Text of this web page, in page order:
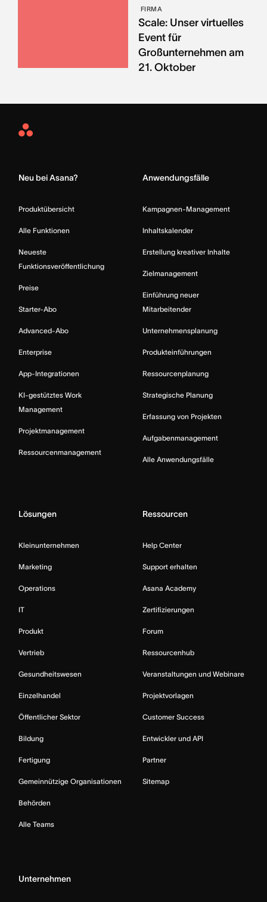
FIRMA
Scale: Unser virtuelles
Event für
Großunternehmen am
21. Oktober
Asana
Neu bei Asana?
Produktübersicht
Alle Funktionen
Neueste
Funktionsveröffentlichung
Preise
Starter-Abo
Advanced-Abo
Enterprise
App-Integrationen
KI-gestütztes Work
Management
Projektmanagement
Ressourcenmanagement
Anwendungsfälle
Kampagnen-Management
Inhaltskalender
Erstellung kreativer Inhalte
Zielmanagement
Einführung neuer
Mitarbeitender
Unternehmensplanung
Produkteinführungen
Ressourcenplanung
Strategische Planung
Erfassung von Projekten
Aufgabenmanagement
Alle Anwendungsfälle
Lösungen
Kleinunternehmen
Marketing
Operations
IT
Produkt
Vertrieb
Gesundheitswesen
Einzelhandel
Öffentlicher Sektor
Bildung
Fertigung
Gemeinnützige Organisationen
Behörden
Alle Teams
Ressourcen
Help Center
Support erhalten
Asana Academy
Zertifizierungen
Forum
Ressourcenhub
Veranstaltungen und Webinare
Projektvorlagen
Customer Success
Entwickler und API
Partner
Sitemap
Unternehmen